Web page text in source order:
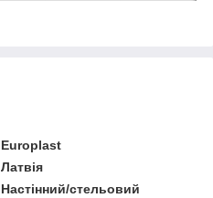
Europlast
Латвія
Настінний/стельовий